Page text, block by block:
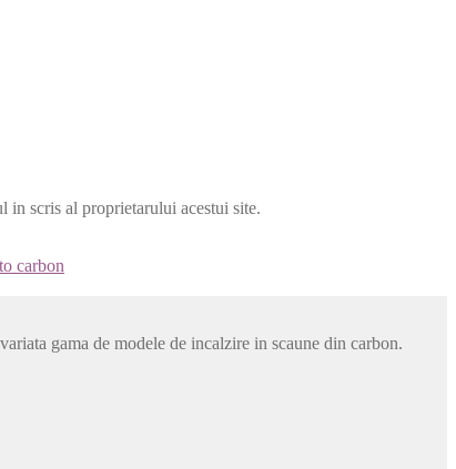
in scris al proprietarului acestui site.
carbon
gama de modele de incalzire in scaune din carbon.